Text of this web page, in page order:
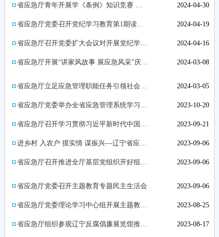
2024-04-30
省应急厅党委召开党纪学习教育第1期读书班推动党纪学习教育走深走实 2024-04-19
省应急厅召开党委扩大会议对开展党纪学习教育进行安排部署 2024-04-16
省应急厅开展“讲家风故事 展应急风采”庆祝“三八”国际妇女节系列活动 2024-03-08
2024-03-05
2023-10-20
2023-09-21
2023-09-06
2023-09-06
省应急厅党委召开主题教育专题民主生活会 2023-09-06
2023-08-25
2023-08-17